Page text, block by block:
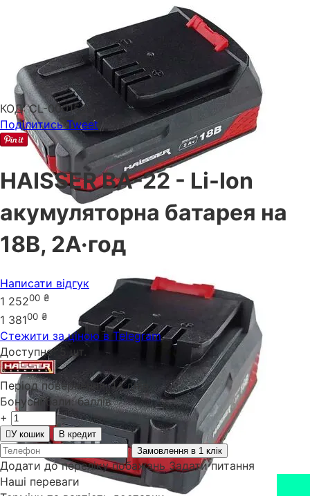
КОД: CL-000153
Поділитись Tweet
HAISSER BA-22 - Li-Ion
акумуляторна батарея на
18В, 2А·год
Написати відгук
1 25200 ₴
1 38100 ₴
Стежити за ціною в Telegram
Доступно: 5 шт.
Період повернення: 14 днів
Бонусні бали: баллів
+
−
У кошик
В кредит
Замовлення в 1 клік
Додати до переліку побажань Задати питання
Наші переваги